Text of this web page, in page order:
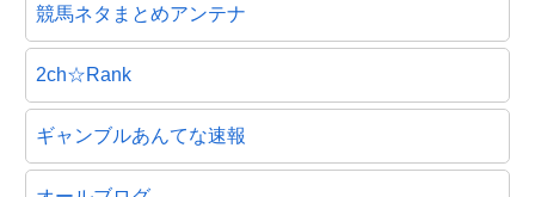
競馬ネタまとめアンテナ
2ch☆Rank
ギャンブルあんてな速報